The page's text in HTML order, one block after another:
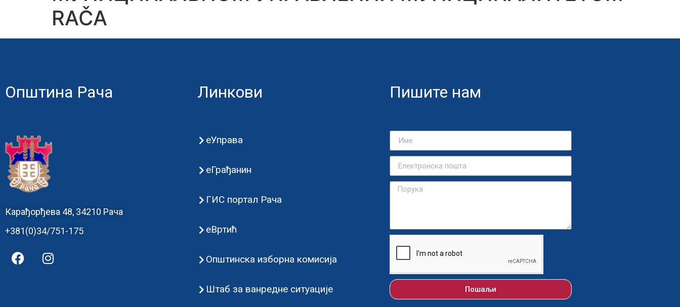
RAČA
Општина Рача
Карађорђева 48, 34210 Рача
+381(0)34/751-175
Линкови
еУправа
еГрађанин
ГИС портал Рача
еВртић
Општинска изборна комисија
Штаб за ванредне ситуације
Пишите нам
Пошаљи